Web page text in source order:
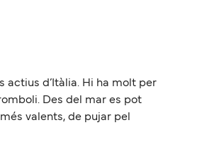
actius d’Itàlia. Hi ha molt per
Des del mar es pot
valents, de pujar pel